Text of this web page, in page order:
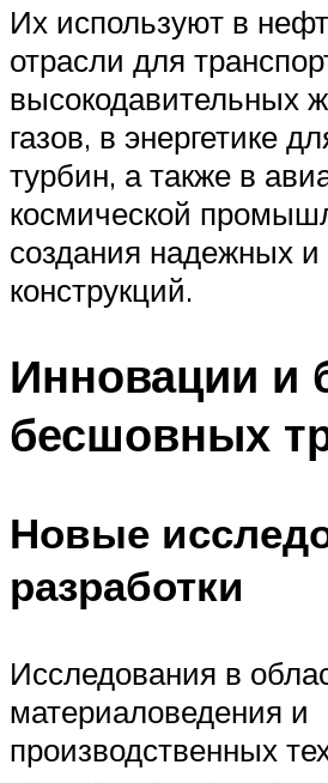
Их используют в
отрасли для
высокодавительных
газов, в энергетике
турбин, а также в
космической
создания надежных и
конструкций.
Инновации и
бесшовных
Новые
разработки
Исследования в
материаловедения и
производственных